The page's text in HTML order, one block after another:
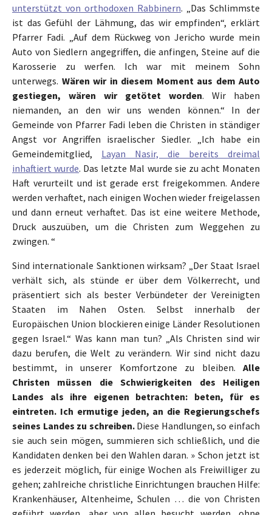
unterstützt von orthodoxen Rabbinern. „Das Schlimmste
ist das Gefühl der Lähmung, das wir empfinden“, erklärt
Pfarrer Fadi. „Auf dem Rückweg von Jericho wurde mein
Auto von Siedlern angegriffen, die anfingen, Steine auf die
Karosserie zu werfen. Ich war mit meinem Sohn
unterwegs. Wären wir in diesem Moment aus dem Auto
gestiegen, wären wir getötet worden. Wir haben
niemanden, an den wir uns wenden können.“ In der
Gemeinde von Pfarrer Fadi leben die Christen in ständiger
Angst vor Angriffen israelischer Siedler. „Ich habe ein
Gemeindemitglied, Layan Nasir, die bereits dreimal
inhaftiert wurde. Das letzte Mal wurde sie zu acht Monaten
Haft verurteilt und ist gerade erst freigekommen. Andere
werden verhaftet, nach einigen Wochen wieder freigelassen
und dann erneut verhaftet. Das ist eine weitere Methode,
Druck auszuüben, um die Christen zum Weggehen zu
zwingen. “
Sind internationale Sanktionen wirksam? „Der Staat Israel
verhält sich, als stünde er über dem Völkerrecht, und
präsentiert sich als bester Verbündeter der Vereinigten
Staaten im Nahen Osten. Selbst innerhalb der
Europäischen Union blockieren einige Länder Resolutionen
gegen Israel.“ Was kann man tun? „Als Christen sind wir
dazu berufen, die Welt zu verändern. Wir sind nicht dazu
bestimmt, in unserer Komfortzone zu bleiben. Alle
Christen müssen die Schwierigkeiten des Heiligen
Landes als ihre eigenen betrachten: beten, für es
eintreten. Ich ermutige jeden, an die Regierungschefs
seines Landes zu schreiben.Diese Handlungen, so einfach
sie auch sein mögen, summieren sich schließlich, und die
Kandidaten denken bei den Wahlen daran. » Schon jetzt ist
es jederzeit möglich, für einige Wochen als Freiwilliger zu
gehen; zahlreiche christliche Einrichtungen brauchen Hilfe:
Krankenhäuser, Altenheime, Schulen … die von Christen